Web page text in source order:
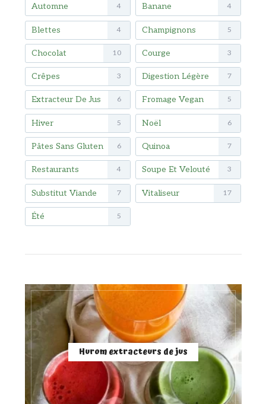
Automne 4 Banane 4
Blettes 4 Champignons 5
Chocolat 10 Courge 3
Crêpes 3 Digestion Légère 7
Extracteur De Jus 6 Fromage Vegan 5
Hiver 5 Noël 6
Pâtes Sans Gluten 6 Quinoa 7
Restaurants 4 Soupe Et Velouté 3
Substitut Viande 7 Vitaliseur 17
Été 5
Hurom extracteurs de jus